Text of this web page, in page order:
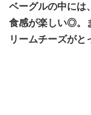
ベーグルの中には
食感が楽しい◎。
リームチーズが